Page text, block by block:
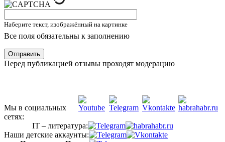
Наберите текст, изображённый на картинке
Все поля обязательны к заполнению
Отправить
Перед публикацией отзывы проходят модерацию
Мы в социальных
сетях:
IT – литература:
Наши детские аккаунты: